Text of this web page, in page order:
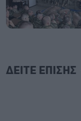
ΔΕΙΤΕ ΕΠΙΣΗΣ